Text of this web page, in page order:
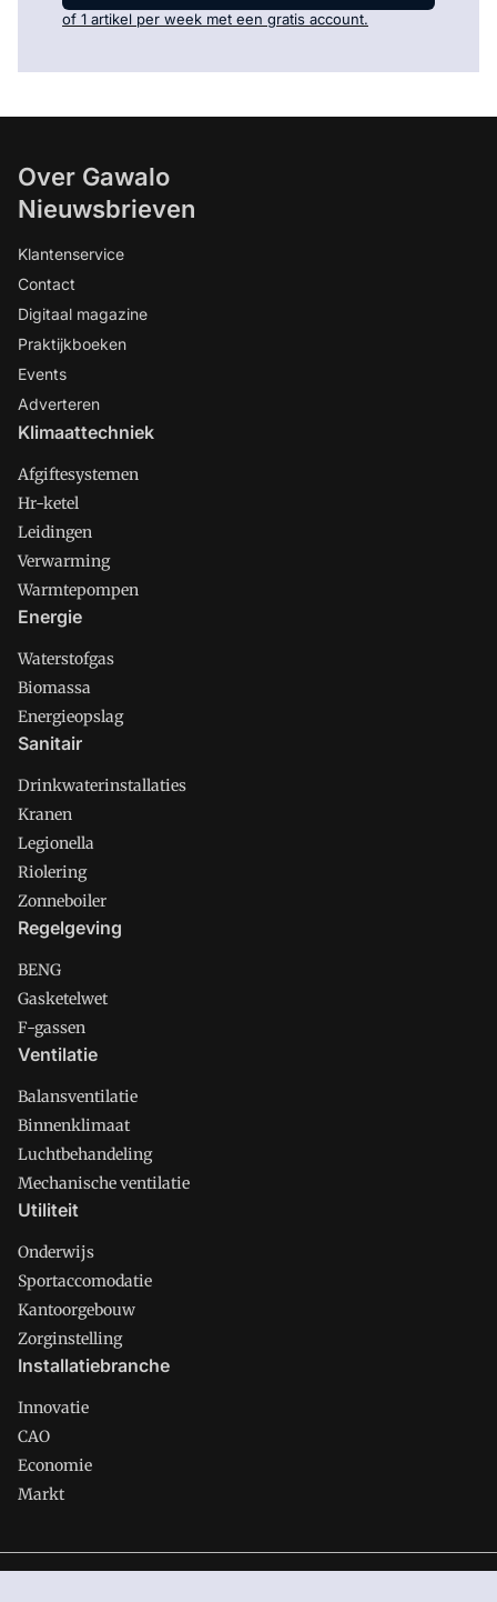
of 1 artikel per week met een gratis account.
Over Gawalo
Nieuwsbrieven
Klantenservice
Contact
Digitaal magazine
Praktijkboeken
Events
Adverteren
Klimaattechniek
Afgiftesystemen
Hr-ketel
Leidingen
Verwarming
Warmtepompen
Energie
Waterstofgas
Biomassa
Energieopslag
Sanitair
Drinkwaterinstallaties
Kranen
Legionella
Riolering
Zonneboiler
Regelgeving
BENG
Gasketelwet
F-gassen
Ventilatie
Balansventilatie
Binnenklimaat
Luchtbehandeling
Mechanische ventilatie
Utiliteit
Onderwijs
Sportaccomodatie
Kantoorgebouw
Zorginstelling
Installatiebranche
Innovatie
CAO
Economie
Markt